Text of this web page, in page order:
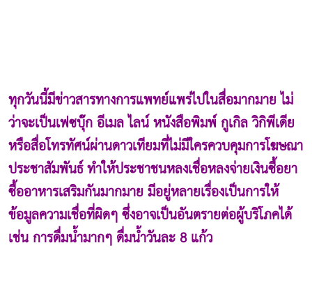
ทุกวันนี้มีข่าวสารทางการแพทย์แพร่ไปในสื่อมากมาย ไม่
ว่าจะเป็นเฟซบุ๊ก อีเมล ไลน์ หนังสือพิมพ์ กูเกิล วิกิพีเดีย
หรือสื่อโทรทัศน์ผ่านดาวเทียมที่ไม่มีใครควบคุมการโฆษณา
ประชาสัมพันธ์ ทำให้ประชาชนหลงเชื่อหลงจ่ายเงินซื้อยา
ซื้ออาหารเสริมกันมากมาย มีอยู่หลายเรื่องเป็นการให้
ข้อมูลความเชื่อที่ผิดๆ ซึ่งอาจเป็นอันตรายต่อผู้บริโภคได้
เช่น การดื่มน้ำมากๆ ดื่มน้ำวันละ 8 แก้ว